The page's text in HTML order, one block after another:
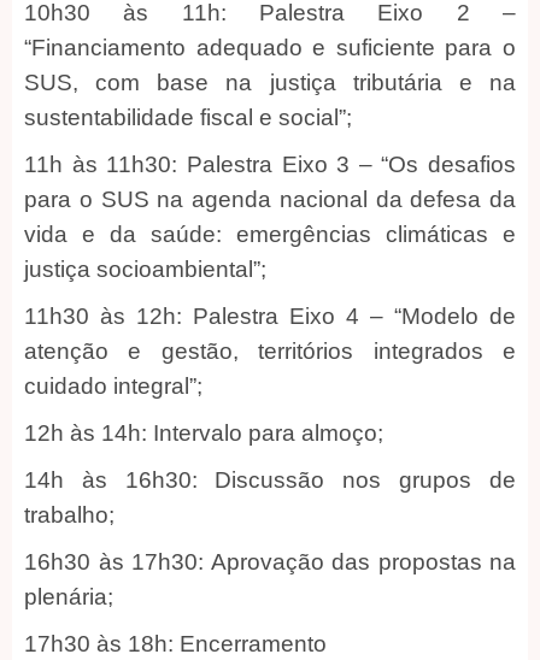
10h30 às 11h: Palestra Eixo 2 –
“Financiamento adequado e suficiente para o
SUS, com base na justiça tributária e na
sustentabilidade fiscal e social”;
11h às 11h30: Palestra Eixo 3 – “Os desafios
para o SUS na agenda nacional da defesa da
vida e da saúde: emergências climáticas e
justiça socioambiental”;
11h30 às 12h: Palestra Eixo 4 – “Modelo de
atenção e gestão, territórios integrados e
cuidado integral”;
12h às 14h: Intervalo para almoço;
14h às 16h30: Discussão nos grupos de
trabalho;
16h30 às 17h30: Aprovação das propostas na
plenária;
17h30 às 18h: Encerramento